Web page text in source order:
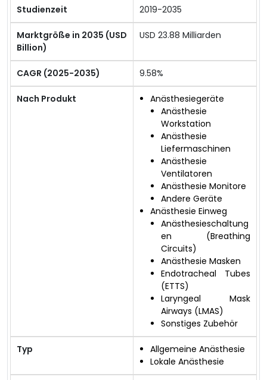
Studienzeit 2019-2035
Marktgröße in 2035 (USD
Billion)
USD 23.88 Milliarden
CAGR (2025-2035) 9.58%
Nach Produkt
Anästhesiegeräte
Anästhesie
Workstation
Anästhesie
Liefermaschinen
Anästhesie
Ventilatoren
Anästhesie Monitore
Andere Geräte
Anästhesie Einweg
Anästhesieschaltung
en (Breathing
Circuits)
Anästhesie Masken
Endotracheal Tubes
(ETTS)
Laryngeal Mask
Airways (LMAS)
Sonstiges Zubehör
Typ
Allgemeine Anästhesie
Lokale Anästhesie